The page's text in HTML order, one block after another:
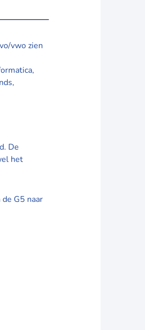
vwo zien
De
het
G5 naar